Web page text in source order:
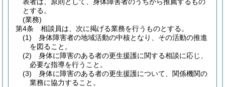
とする。
(業務)
第4条
相談員は、次に掲げる業務を行うものとする。
(1)
身体障害者の地域活動の中核となり、その活動の推進
を図ること。
(2)
身体に障害のある者の更生援護に関する相談に応じ、
必要な指導を行うこと。
(3)
身体に障害のある者の更生援護について、関係機関の
業務に協力すること。